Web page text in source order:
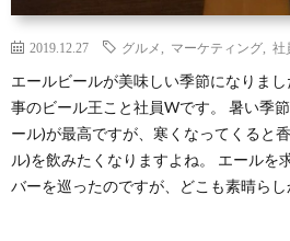
2019.12.27 グルメ マーケティング 社
エールビールが美味しい季節になりま
事のビール王こと社員Wです。 暑い季
ール)が最高ですが、寒くなってくると
ル)を飲みたくなりますよね。 エールを
バーを巡ったのですが、どこも素晴ら